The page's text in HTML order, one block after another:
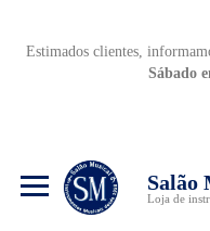
Estimados clientes,
Sábado
Salão
Loja de